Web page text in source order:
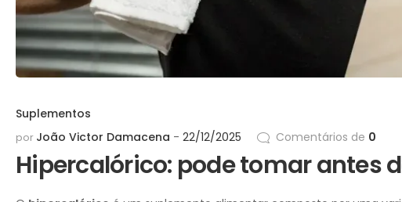
Suplementos
por João Victor Damacena 22/12/2025 Comentários de 0
Hipercalórico: pode tomar antes